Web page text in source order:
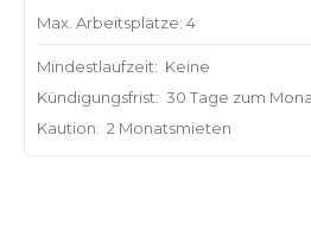
Max. Arbeitsplätze: 4
Mindestlaufzeit: Keine
Kündigungsfrist: 30 Tage zum
Kaution: 2 Monatsmieten